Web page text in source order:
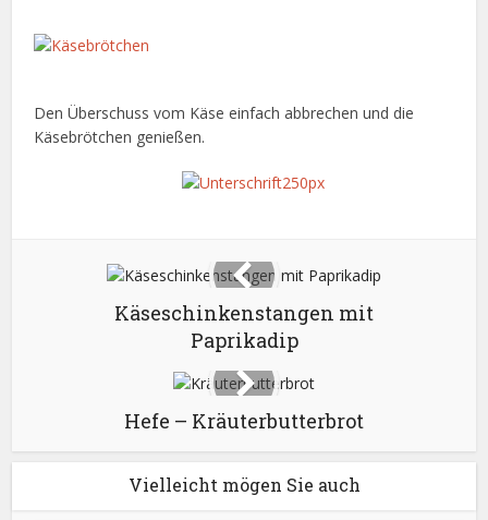
Den Überschuss vom Käse einfach abbrechen und die
Käsebrötchen genießen.
Käseschinkenstangen mit
Paprikadip
Hefe – Kräuterbutterbrot
Vielleicht mögen Sie auch